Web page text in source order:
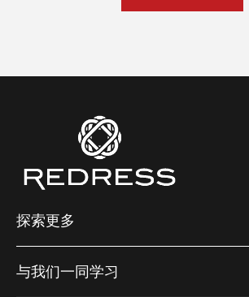
探索更多
与我们一同学习